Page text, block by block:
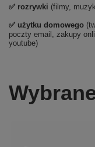
✅ rozrywki (filmy,
✅ użytku domowego
poczty email, zakupy
youtube)